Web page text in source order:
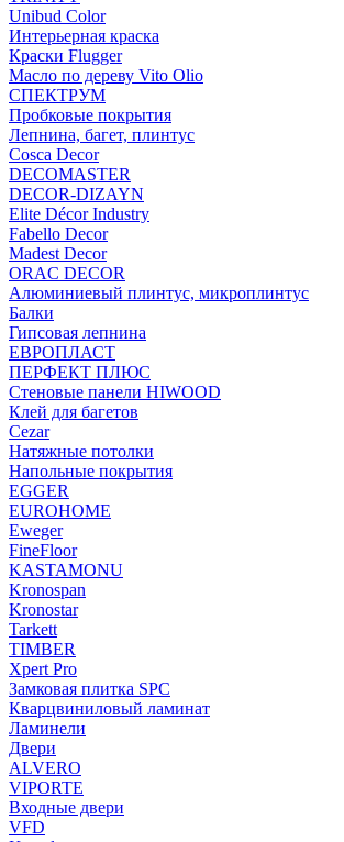
Unibud Color
Интерьерная краска
Краски Flugger
Масло по дереву Vito Olio
СПЕКТРУМ
Пробковые покрытия
Лепнина, багет, плинтус
Cosca Decor
DECOMASTER
DECOR-DIZAYN
Elite Décor Industry
Fabello Decor
Madest Decor
ORAC DECOR
Алюминиевый плинтус, микроплинтус
Балки
Гипсовая лепнина
ЕВРОПЛАСТ
ПЕРФЕКТ ПЛЮС
Стеновые панели HIWOOD
Клей для багетов
Cezar
Натяжные потолки
Напольные покрытия
EGGER
EUROHOME
Eweger
FineFloor
KASTAMONU
Kronospan
Kronostar
Tarkett
TIMBER
Xpert Pro
Замковая плитка SPC
Кварцвиниловый ламинат
Ламинели
Двери
ALVERO
VIPORTE
Входные двери
VFD